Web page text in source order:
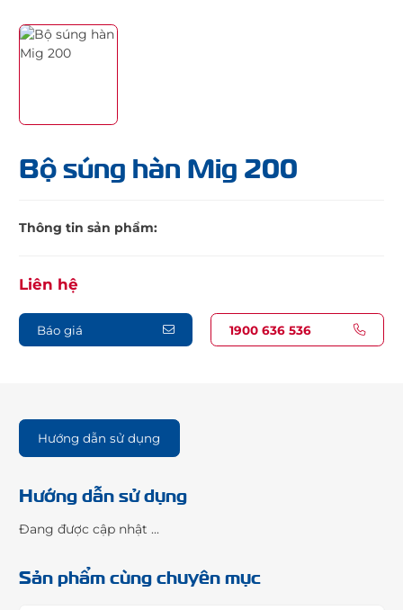
Bộ súng hàn Mig 200
Thông tin sản phẩm:
Liên hệ
Báo giá 1900 636 536
Hướng dẫn sử dụng
Hướng dẫn sử dụng
Đang được cập nhật ...
Sản phẩm cùng chuyên mục